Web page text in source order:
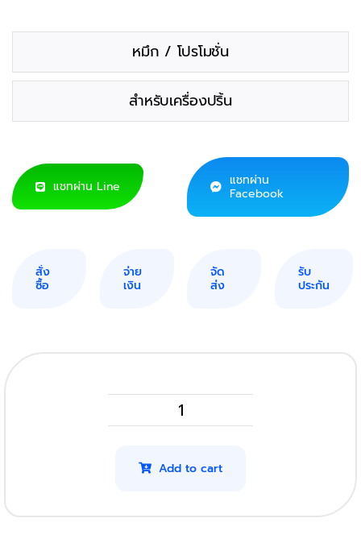
หมึก / โปรโมชั่น
สำหรับเครื่องปริ้น
แชทผ่าน Line
แชทผ่าน
Facebook
สั่ง
ซื้อ
จ่าย
เงิน
จัด
ส่ง
รับ
ประกัน
HP
รุ่น
Add to cart